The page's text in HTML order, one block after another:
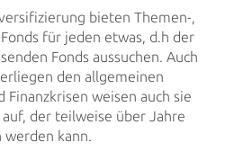
bieten Themen-,
für jeden etwas, d.h der
Fonds aussuchen. Auch
den allgemeinen
Finanzkrisen weisen auch sie
der teilweise über Jahre
werden kann.